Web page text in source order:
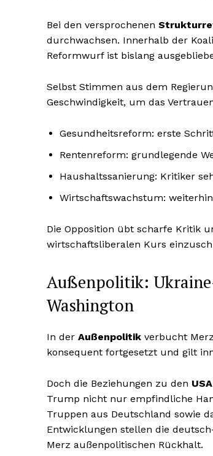
Bei den versprochenen
durchwachsen. Innerhalb der
Reformwurf ist bislang
Selbst Stimmen aus dem
Geschwindigkeit, um das
Gesundheitsreform: erste
Rentenreform: grundlegende
Haushaltssanierung: Kritiker
Wirtschaftswachstum:
Die Opposition übt scharfe Kritik
wirtschaftsliberalen Kurs
Außenpolitik:
Washington
In der Außenpolitik verbucht
konsequent fortgesetzt und gilt
Doch die Beziehungen zu den USA
Trump nicht nur empfindliche
Truppen aus Deutschland sowie
Entwicklungen stellen die
Merz außenpolitischen Rückhalt.